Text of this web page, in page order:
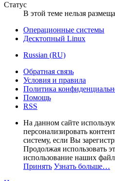
Статус
В этой теме нельзя
Операционные системы
Десктопный Linux
Russian (RU)
Обратная связь
Условия и правила
Политика
Помощь
RSS
На данном сайте
персонализировать
систему, если Вы
Продолжая использовать
использование наших
Принять Узнать больше…